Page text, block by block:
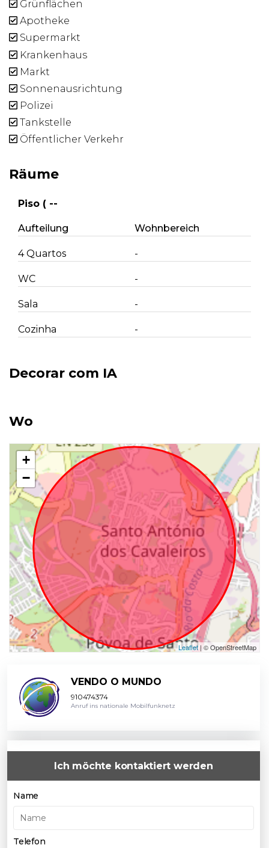
Grünflächen
Apotheke
Supermarkt
Krankenhaus
Markt
Sonnenausrichtung
Polizei
Tankstelle
Öffentlicher Verkehr
Räume
Piso ( --
Aufteilung Wohnbereich
4 Quartos -
WC -
Sala -
Cozinha -
Decorar com IA
Wo
+
−
Leaflet | © OpenStreetMap
VENDO O MUNDO
910474374
Anruf ins nationale Mobilfunknetz
Ich möchte kontaktiert werden
Name
Telefon